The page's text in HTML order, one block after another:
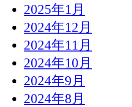
2025年1月
2024年12月
2024年11月
2024年10月
2024年9月
2024年8月